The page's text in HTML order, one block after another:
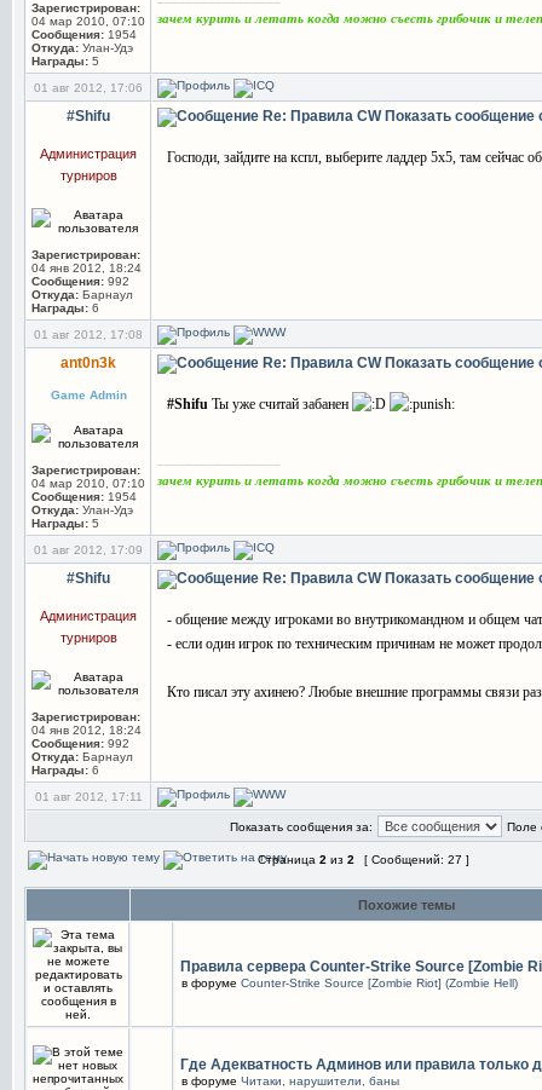
Зарегистрирован:
04 мар 2010, 07:10
Сообщения: 1954
Откуда: Улан-Удэ
Награды: 5
зачем курить и летать когда можно съесть грибочик и
01 авг 2012, 17:06
#Shifu
Администрация
турниров
Зарегистрирован:
04 янв 2012, 18:24
Сообщения: 992
Откуда: Барнаул
Награды: 6
Re: Правила CW Показать сообщение
Господи, зайдите на кспл, выберите ладдер 5х5, там сейчас
01 авг 2012, 17:08
ant0n3k
Game Admin
Зарегистрирован:
04 мар 2010, 07:10
Сообщения: 1954
Откуда: Улан-Удэ
Награды: 5
Re: Правила CW Показать сообщение
#Shifu Ты уже считай забанен
зачем курить и летать когда можно съесть грибочик и
01 авг 2012, 17:09
#Shifu
Администрация
турниров
Зарегистрирован:
04 янв 2012, 18:24
Сообщения: 992
Откуда: Барнаул
Награды: 6
Re: Правила CW Показать сообщение
- общение между игроками во внутрикомандном и общем
- если один игрок по техническим причинам не может
Кто писал эту ахинею? Любые внешние программы связи
01 авг 2012, 17:11
Показать сообщения за: Поле
Страница 2 из 2 [ Сообщений: 27 ]
Похожие темы
Правила сервера Counter-Strike Source [Zombie
в форуме Counter-Strike Source [Zombie Riot] (Zombie Hell)
Где Адекватность Админов или правила только
в форуме Читаки, нарушители, баны